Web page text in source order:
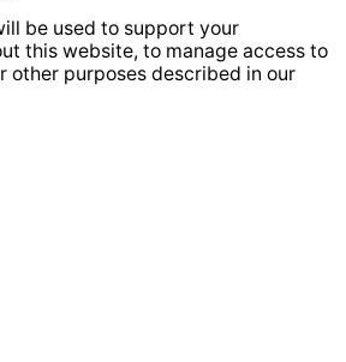
be used to support your
this website, to manage access to
other purposes described in our